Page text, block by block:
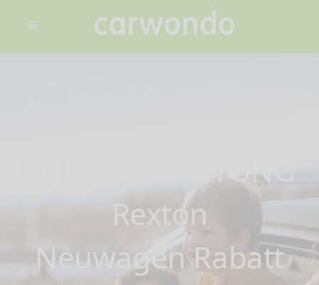
KGM / SSANGYONG
Rexton
Neuwagen Rabatt